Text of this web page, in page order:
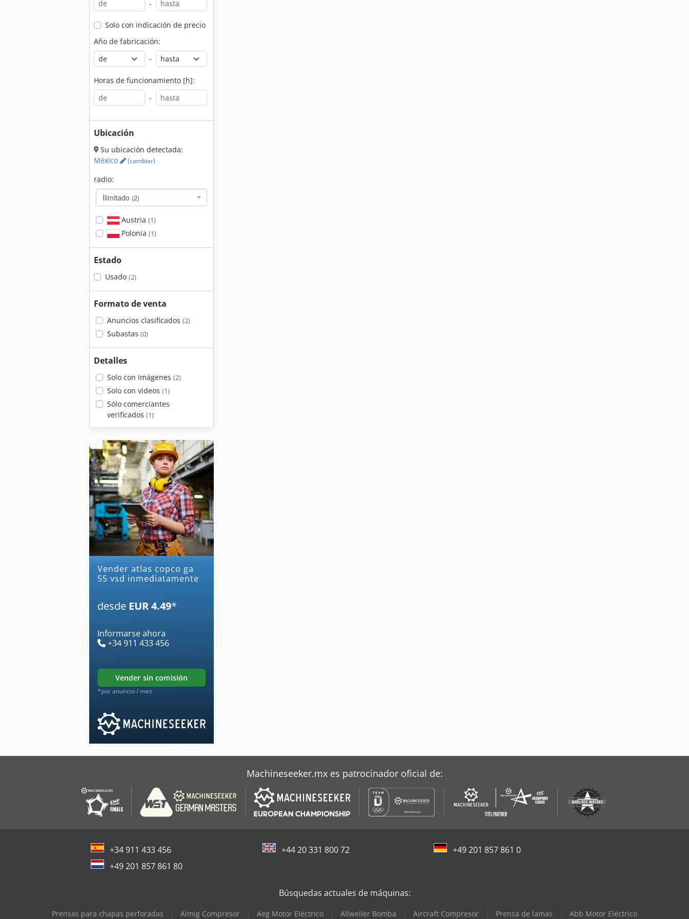
-
Solo con indicación de precio
Año de fabricación:
-
Horas de funcionamiento [h]:
-
Ubicación
Su ubicación detectada:
México
(cambiar)
radio:
Ilimitado (2)
Austria (1)
Polonia (1)
Estado
Usado (2)
Formato de venta
Anuncios clasificados (2)
Subastas (0)
Detalles
Solo con imágenes (2)
Solo con videos (1)
Sólo comerciantes
verificados (1)
Vender atlas copco ga
55 vsd inmediatamente
desde EUR 4.49*
Informarse ahora
+34 911 433 456
vender sin comisión
*por anuncio / mes
Machineseeker.mx es patrocinador oficial de:
+34 911 433 456 +44 20 331 800 72
+49 201 857 861 0
+49 201 857 861 80
Búsquedas actuales de máquinas:
Prensas para chapas perforadas Almig Compresor Aeg Motor Eléctrico Allweiler Bomba Aircraft Compresor Prensa de lamas Abb Motor Eléctrico